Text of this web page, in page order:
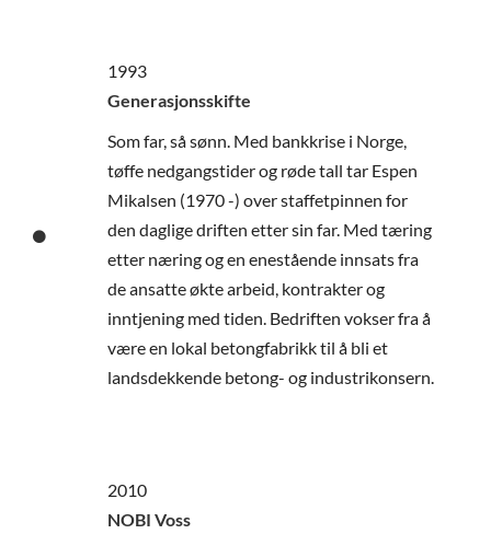
1993
Generasjonsskifte
Som far, så sønn. Med bankkrise i Norge,
tøffe nedgangstider og røde tall tar Espen
Mikalsen (1970 -) over staffetpinnen for
den daglige driften etter sin far. Med tæring
etter næring og en enestående innsats fra
de ansatte økte arbeid, kontrakter og
inntjening med tiden. Bedriften vokser fra å
være en lokal betongfabrikk til å bli et
landsdekkende betong- og industrikonsern.
2010
NOBI Voss